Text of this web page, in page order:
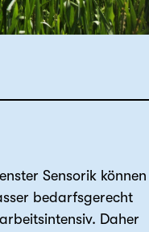
Sensorik können
bedarfsgerecht
Daher